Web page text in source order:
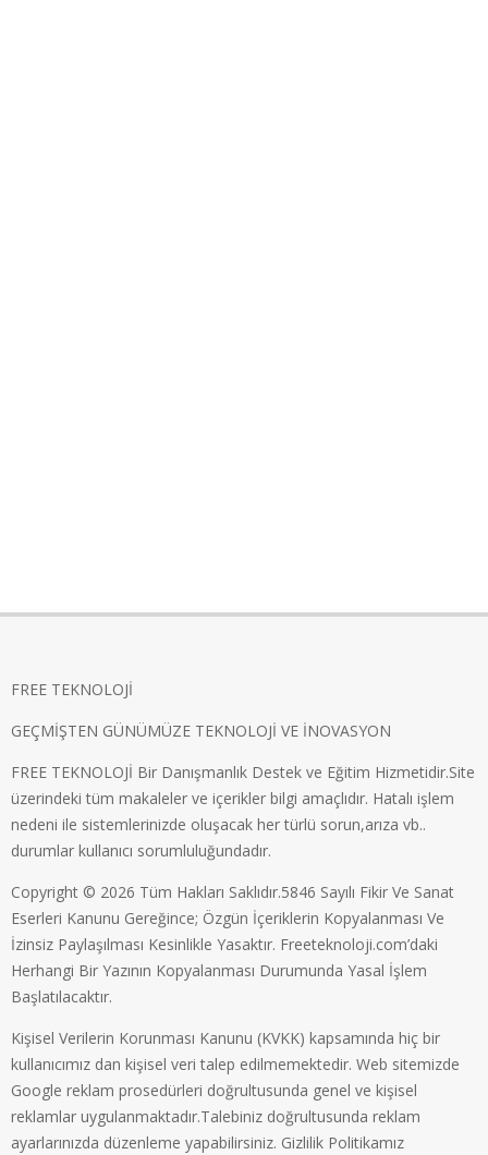
FREE TEKNOLOJİ
GEÇMİŞTEN GÜNÜMÜZE TEKNOLOJİ VE İNOVASYON
FREE TEKNOLOJİ Bir Danışmanlık Destek ve Eğitim Hizmetidir.Site
üzerindeki tüm makaleler ve içerikler bilgi amaçlıdır. Hatalı işlem
nedeni ile sistemlerinizde oluşacak her türlü sorun,arıza vb..
durumlar kullanıcı sorumluluğundadır.
Copyright © 2026 Tüm Hakları Saklıdır.5846 Sayılı Fikir Ve Sanat
Eserleri Kanunu Gereğince; Özgün İçeriklerin Kopyalanması Ve
İzinsiz Paylaşılması Kesinlikle Yasaktır. Freeteknoloji.com’daki
Herhangi Bir Yazının Kopyalanması Durumunda Yasal İşlem
Başlatılacaktır.
Kişisel Verilerin Korunması Kanunu (KVKK) kapsamında hiç bir
kullanıcımız dan kişisel veri talep edilmemektedir. Web sitemizde
Google reklam prosedürleri doğrultusunda genel ve kişisel
reklamlar uygulanmaktadır.Talebiniz doğrultusunda reklam
ayarlarınızda düzenleme yapabilirsiniz. Gizlilik Politikamız